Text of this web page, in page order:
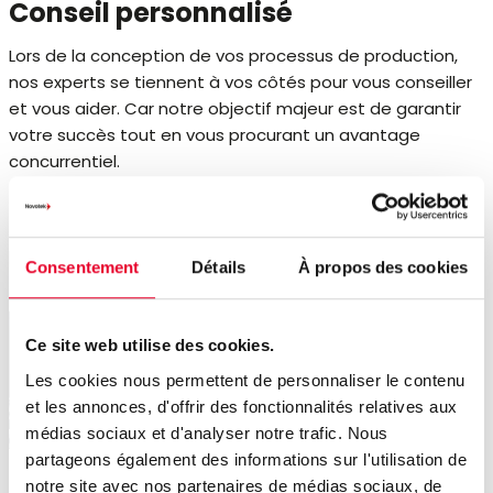
Consentement Détails À propos des cookies
Ce site web utilise des cookies.
Les cookies nous permettent de personnaliser le contenu
et les annonces, d'offrir des fonctionnalités relatives aux
médias sociaux et d'analyser notre trafic. Nous
partageons également des informations sur l'utilisation de
notre site avec nos partenaires de médias sociaux, de
Conseil personnalisé
Lors de la conception de vos processus de production,
nos experts se tiennent à vos côtés pour vous conseiller
et vous aider. Car notre objectif majeur est de garantir
votre succès tout en vous procurant un avantage
concurrentiel.
Lire plus